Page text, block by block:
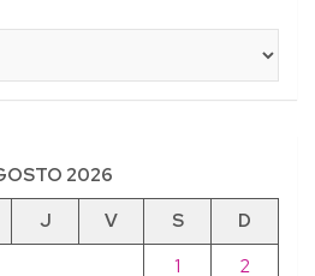
2026
J V S
D
1
2